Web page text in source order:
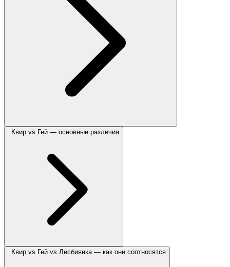
Квир vs Гей — основные различия
Квир vs Гей vs Лесбиянка — как они соотносятся